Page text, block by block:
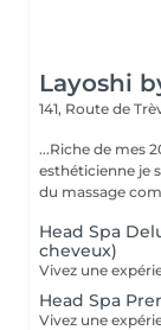
Layoshi
141, Route de
...Riche de mes
esthéticienne je
du massage
Head Spa
cheveux)
Head Spa